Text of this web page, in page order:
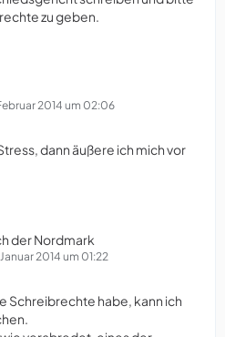
zu geben.
2014 um 02:06
dann äußere ich mich vor
der Nordmark
2014 um 01:22
Schreibrechte habe, kann ich